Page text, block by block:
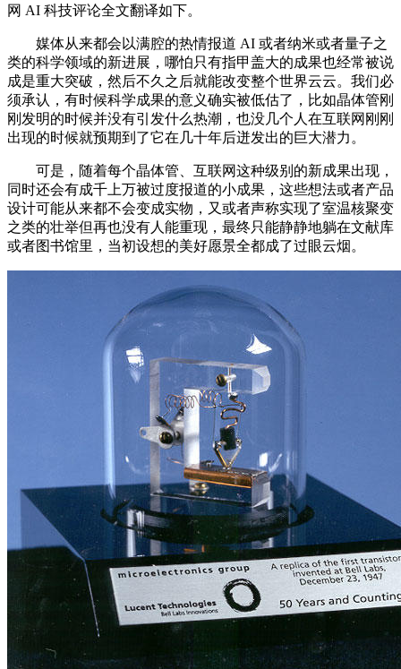
网 AI 科技评论全文翻译如下。
媒体从来都会以满腔的热情报道 AI 或者纳米或者量子之
类的科学领域的新进展，哪怕只有指甲盖大的成果也经常被说
成是重大突破，然后不久之后就能改变整个世界云云。我们必
须承认，有时候科学成果的意义确实被低估了，比如晶体管刚
刚发明的时候并没有引发什么热潮，也没几个人在互联网刚刚
出现的时候就预期到了它在几十年后迸发出的巨大潜力。
可是，随着每个晶体管、互联网这种级别的新成果出现，
同时还会有成千上万被过度报道的小成果，这些想法或者产品
设计可能从来都不会变成实物，又或者声称实现了室温核聚变
之类的壮举但再也没有人能重现，最终只能静静地躺在文献库
或者图书馆里，当初设想的美好愿景全都成了过眼云烟。